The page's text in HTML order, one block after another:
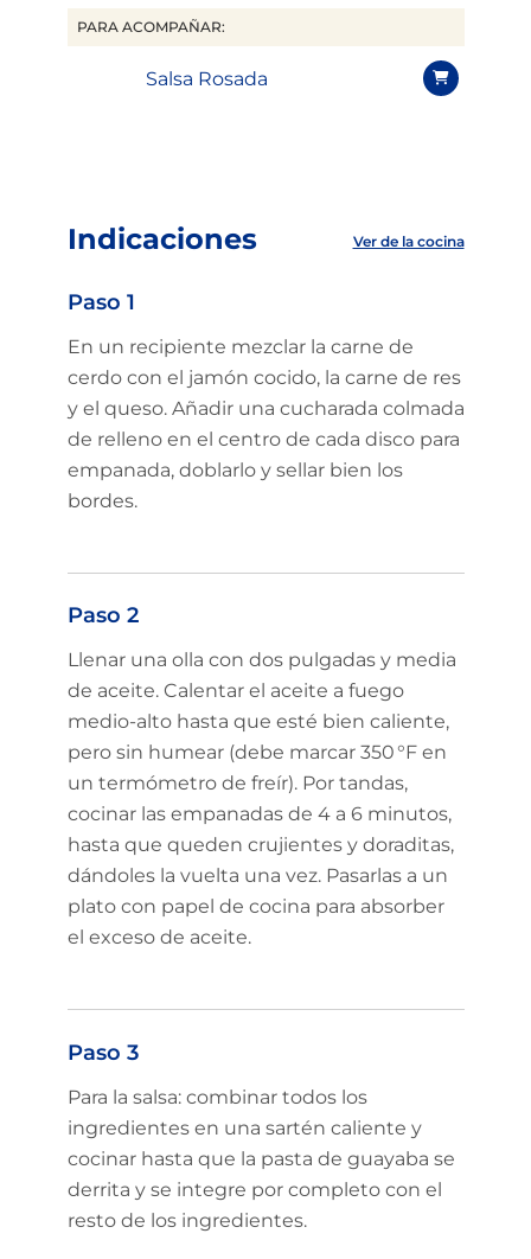
PARA ACOMPAÑAR:
Salsa Rosada
Indicaciones Ver de la cocina
Paso 1
En un recipiente mezclar la carne de
cerdo con el jamón cocido, la carne de res
y el queso. Añadir una cucharada colmada
de relleno en el centro de cada disco para
empanada, doblarlo y sellar bien los
bordes.
Paso 2
Llenar una olla con dos pulgadas y media
de aceite. Calentar el aceite a fuego
medio‑alto hasta que esté bien caliente,
pero sin humear (debe marcar 350 °F en
un termómetro de freír). Por tandas,
cocinar las empanadas de 4 a 6 minutos,
hasta que queden crujientes y doraditas,
dándoles la vuelta una vez. Pasarlas a un
plato con papel de cocina para absorber
el exceso de aceite.
Paso 3
Para la salsa: combinar todos los
ingredientes en una sartén caliente y
cocinar hasta que la pasta de guayaba se
derrita y se integre por completo con el
resto de los ingredientes.